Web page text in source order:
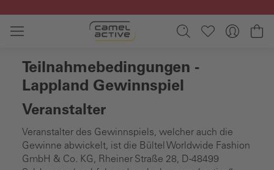
Zum Hauptinhalt springen
Teilnahmebedingungen -
Lappland Gewinnspiel
Veranstalter
Veranstalter des Gewinnspiels, welcher auch die
Gewinne abwickelt, ist die Bültel Worldwide Fashion
GmbH & Co. KG, Rheiner Straße 28, D-48499